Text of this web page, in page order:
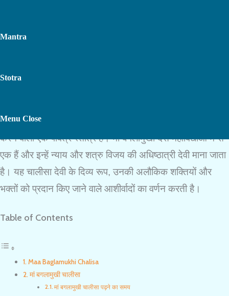
Mantra
Stotra
Toggle
Website
Menu Close
मां बगलामुखी चालीसा
करने वाला एक पवित्र स्तोत्र है। मां बगलामुखी दस महाविद्याओं में से
एक हैं और इन्हें न्याय और शत्रु विजय की अधिष्ठात्री देवी माना जाता
है। यह चालीसा देवी के दिव्य रूप, उनकी अलौकिक शक्तियों और
भक्तों को प्रदान किए जाने वाले आशीर्वादों का वर्णन करती है।
Table of Contents
Maa Baglamukhi Chalisa
मां बगलामुखी चालीसा
मां बगलामुखी चालीसा पढ़ने का समय